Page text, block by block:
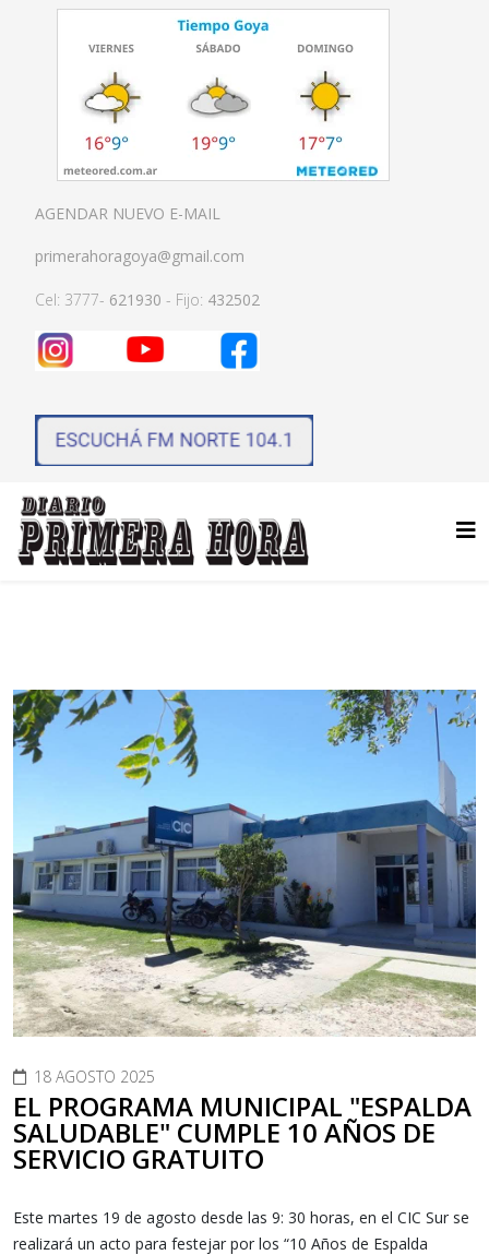
AGENDAR NUEVO E-MAIL
primerahoragoya@gmail.com
Cel: 3777- 621930 - Fijo: 432502
18 AGOSTO 2025
EL PROGRAMA MUNICIPAL "ESPALDA
SALUDABLE" CUMPLE 10 AÑOS DE
SERVICIO GRATUITO
Este martes 19 de agosto desde las 9: 30 horas, en el CIC Sur se
realizará un acto para festejar por los “10 Años de Espalda